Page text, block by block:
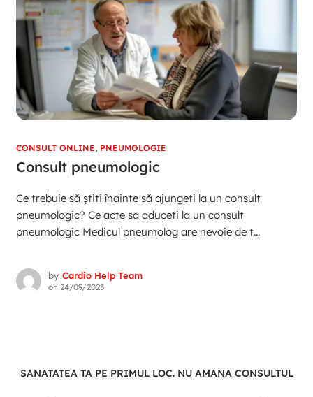
CONSULT ONLINE, PNEUMOLOGIE
Consult pneumologic
Ce trebuie să știti înainte să ajungeti la un consult
pneumologic? Ce acte sa aduceti la un consult
pneumologic Medicul pneumolog are nevoie de t...
by Cardio Help Team
on 24/09/2023
SANATATEA TA PE PRIMUL LOC. NU AMANA CONSULTUL